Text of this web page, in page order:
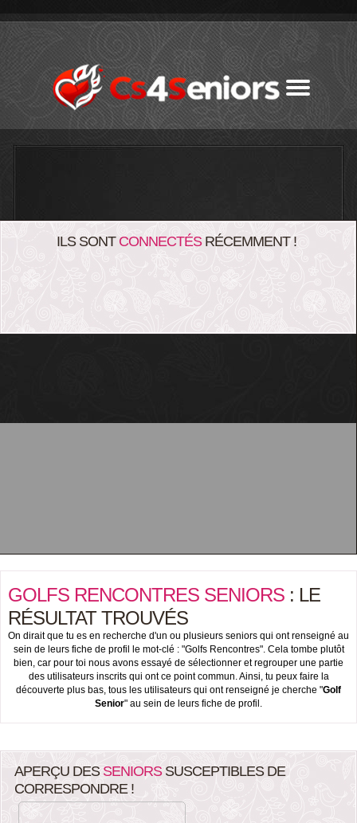
ILS SONT CONNECTÉSRÉCEMMENT !
GOLFS RENCONTRES SENIORS : LE
RÉSULTAT TROUVÉS
On dirait que tu es en recherche d'un ou plusieurs seniors qui ont renseigné au
sein de leurs fiche de profil le mot-clé : "Golfs Rencontres". Cela tombe plutôt
bien, car pour toi nous avons essayé de sélectionner et regrouper une partie
des utilisateurs inscrits qui ont ce point commun. Ainsi, tu peux faire la
découverte plus bas, tous les utilisateurs qui ont renseigné je cherche "Golf
Senior" au sein de leurs fiche de profil.
APERÇU DES SENIORSSUSCEPTIBLES DE
CORRESPONDRE !